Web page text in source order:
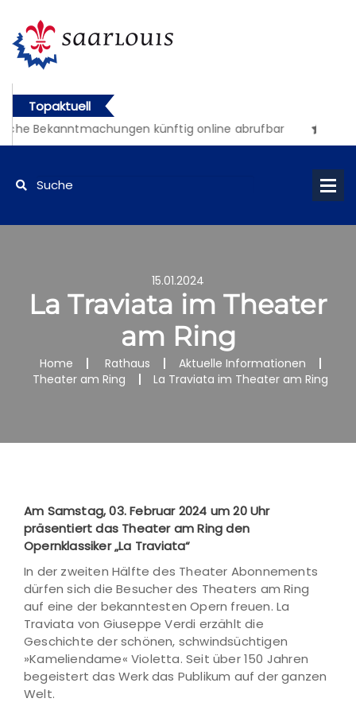
Topaktuell
Bekanntmachungen künftig online abrufbar
15.01.2024
La Traviata im Theater
am Ring
Home Rathaus
Aktuelle Informationen
Theater am Ring
La Traviata im Theater am Ring
Am Samstag, 03. Februar 2024 um 20 Uhr
präsentiert das Theater am Ring den
Opernklassiker „La Traviata“
In der zweiten Hälfte des Theater Abonnements
dürfen sich die Besucher des Theaters am Ring
auf eine der bekanntesten Opern freuen. La
Traviata von Giuseppe Verdi erzählt die
Geschichte der schönen, schwindsüchtigen
»Kameliendame« Violetta. Seit über 150 Jahren
begeistert das Werk das Publikum auf der ganzen
Welt.